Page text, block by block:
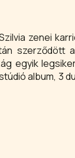
zenei
szerződött
egyik
album, 3